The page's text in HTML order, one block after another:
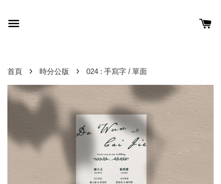
首頁 › 時分公版 › 024 : 手寫字 / 單面